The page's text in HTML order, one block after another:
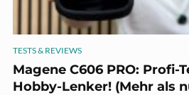
TESTS & REVIEWS
Magene C606 PRO: Profi-
Hobby-Lenker! (Mehr als